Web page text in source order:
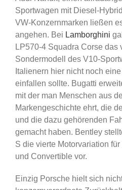
Sportwagen mit Diesel-
VW-Konzernmarken ließen
angehen. Bei Lamborghini
LP570-4 Squadra Corse das
Sondermodell des V10-
Italienern hier nicht noch
einfallen sollte. Bugatti
mit der man Menschen aus
Markengeschichte ehrt, die
und die dazu gehörenden
gemacht haben. Bentley
S die vierte Motorvariation
und Convertible vor.
Einzig Porsche hielt sich